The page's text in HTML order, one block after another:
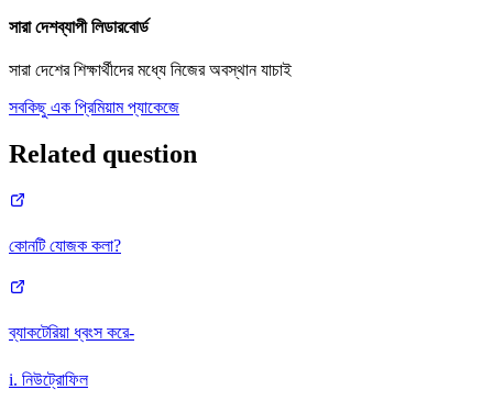
সারা দেশব্যাপী লিডারবোর্ড
সারা দেশের শিক্ষার্থীদের মধ্যে নিজের অবস্থান যাচাই
সবকিছু এক প্রিমিয়াম প্যাকেজে
Related question
কোনটি যোজক কলা?
ব্যাকটেরিয়া ধ্বংস করে-
i. নিউট্রোফিল